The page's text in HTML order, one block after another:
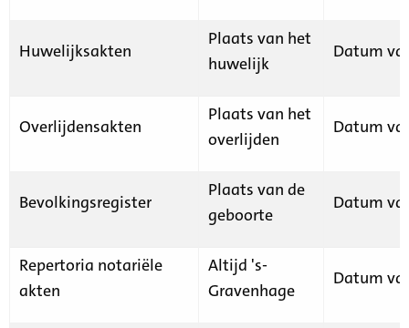
Huwelijksakten
Plaats van het
huwelijk
Datum
Overlijdensakten
Plaats van het
overlijden
Datum
Bevolkingsregister
Plaats van de
geboorte
Datum
Repertoria notariële
akten
Altijd 's-
Gravenhage
Datum